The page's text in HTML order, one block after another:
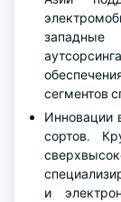
сегментов
Инновации
сортов.
и